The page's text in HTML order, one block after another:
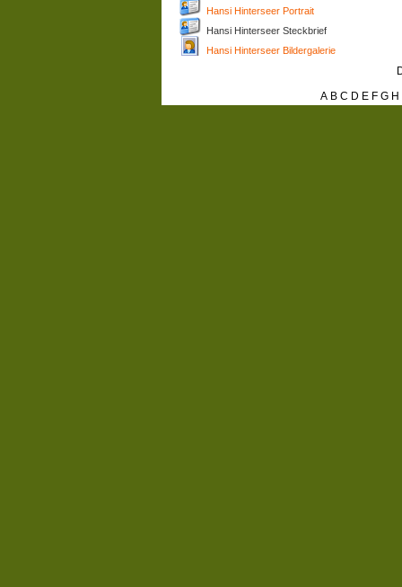
Hansi Hinterseer Portrait
Hansi Hinterseer Steckbrief
Hansi Hinterseer Bildergalerie
A B C D E F G H